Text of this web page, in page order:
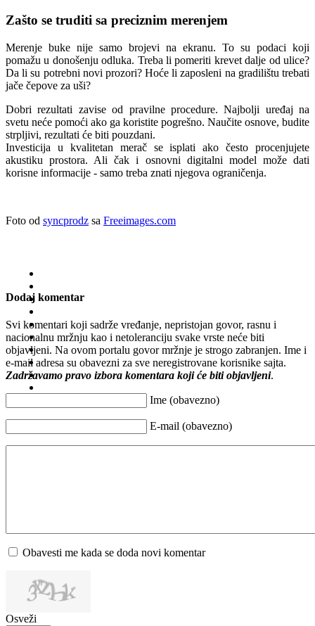
Zašto se truditi sa preciznim merenjem
Merenje buke nije samo brojevi na ekranu. To su podaci koji
pomažu u donošenju odluka. Treba li pomeriti krevet dalje od ulice?
Da li su potrebni novi prozori? Hoće li zaposleni na gradilištu trebati
jače čepove za uši?
Dobri rezultati zavise od pravilne procedure. Najbolji uređaj na
svetu neće pomoći ako ga koristite pogrešno. Naučite osnove, budite
strpljivi, rezultati će biti pouzdani.
Investicija u kvalitetan merač se isplati ako često procenjujete
akustiku prostora. Ali čak i osnovni digitalni model može dati
korisne informacije - samo treba znati njegova ograničenja.
Foto od syncprodz sa Freeimages.com
Dodaj komentar
Svi komentari koji sadrže vređanje, nepristojan govor, rasnu i
nacionalnu mržnju kao i netoleranciju svake vrste neće biti
objavljeni. Na ovom portalu govor mržnje je strogo zabranjen. Ime i
e-mail adresa su obavezni za sve neregistrovane korisnike sajta.
Zadržavamo pravo izbora komentara koji će biti objavljeni.
Ime (obavezno)
E-mail (obavezno)
Obavesti me kada se doda novi komentar
Osveži